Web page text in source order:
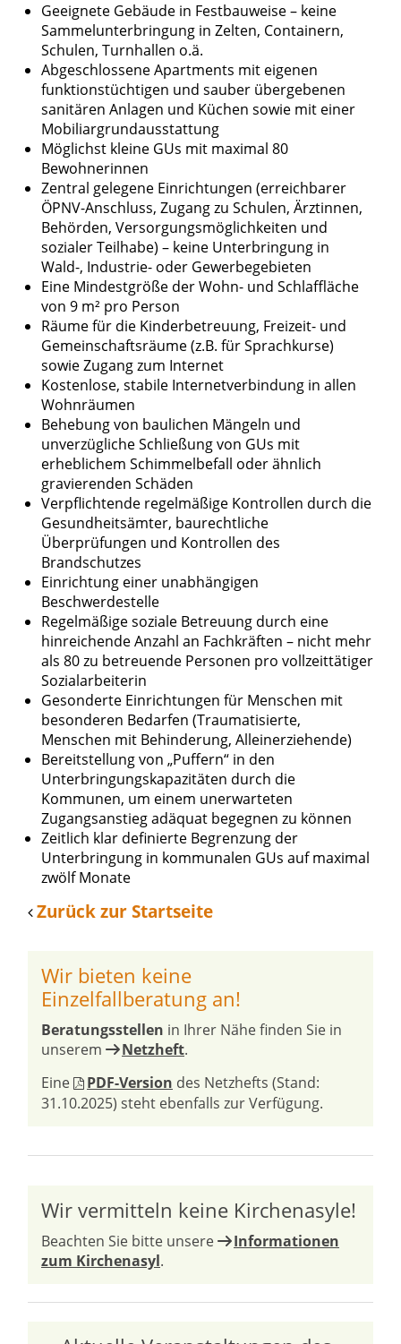
Geeignete Gebäude in Festbauweise – keine
Sammelunterbringung in Zelten, Containern,
Schulen, Turnhallen o.ä.
Abgeschlossene Apartments mit eigenen
funktionstüchtigen und sauber übergebenen
sanitären Anlagen und Küchen sowie mit einer
Mobiliargrundausstattung
Möglichst kleine GUs mit maximal 80
Bewohnerinnen
Zentral gelegene Einrichtungen (erreichbarer
ÖPNV-Anschluss, Zugang zu Schulen, Ärztinnen,
Behörden, Versorgungsmöglichkeiten und
sozialer Teilhabe) – keine Unterbringung in
Wald-, Industrie- oder Gewerbegebieten
Eine Mindestgröße der Wohn- und Schlaffläche
von 9 m² pro Person
Räume für die Kinderbetreuung, Freizeit- und
Gemeinschaftsräume (z.B. für Sprachkurse)
sowie Zugang zum Internet
Kostenlose, stabile Internetverbindung in allen
Wohnräumen
Behebung von baulichen Mängeln und
unverzügliche Schließung von GUs mit
erheblichem Schimmelbefall oder ähnlich
gravierenden Schäden
Verpflichtende regelmäßige Kontrollen durch die
Gesundheitsämter, baurechtliche
Überprüfungen und Kontrollen des
Brandschutzes
Einrichtung einer unabhängigen
Beschwerdestelle
Regelmäßige soziale Betreuung durch eine
hinreichende Anzahl an Fachkräften – nicht mehr
als 80 zu betreuende Personen pro vollzeittätiger
Sozialarbeiterin
Gesonderte Einrichtungen für Menschen mit
besonderen Bedarfen (Traumatisierte,
Menschen mit Behinderung, Alleinerziehende)
Bereitstellung von „Puffern“ in den
Unterbringungskapazitäten durch die
Kommunen, um einem unerwarteten
Zugangsanstieg adäquat begegnen zu können
Zeitlich klar definierte Begrenzung der
Unterbringung in kommunalen GUs auf maximal
zwölf Monate
Zurück zur Startseite
Wir bieten keine
Einzelfallberatung an!
Beratungsstellen in Ihrer Nähe finden Sie in
unserem
Netzheft.
Eine
PDF-Version des Netzhefts (Stand:
31.10.2025) steht ebenfalls zur Verfügung.
Wir vermitteln keine Kirchenasyle!
Beachten Sie bitte unsere
Informationen
zum Kirchenasyl.